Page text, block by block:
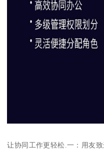
让协同工作更轻松.一：用友